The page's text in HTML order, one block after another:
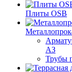
Плиты OSB
АЗ
Трубы